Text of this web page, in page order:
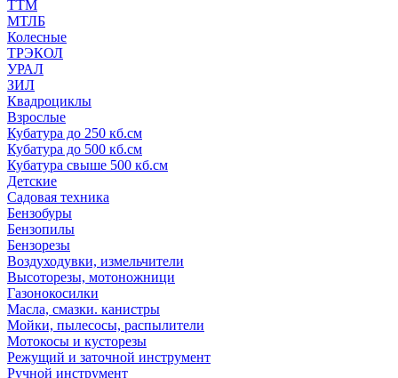
ТТМ
МТЛБ
Колесные
ТРЭКОЛ
УРАЛ
ЗИЛ
Квадроциклы
Взрослые
Кубатура до 250 кб.см
Кубатура до 500 кб.см
Кубатура свыше 500 кб.см
Детские
Садовая техника
Бензобуры
Бензопилы
Бензорезы
Воздуходувки, измельчители
Высоторезы, мотоножници
Газонокосилки
Масла, смазки. канистры
Мойки, пылесосы, распылители
Мотокосы и кусторезы
Режущий и заточной инструмент
Ручной инструмент